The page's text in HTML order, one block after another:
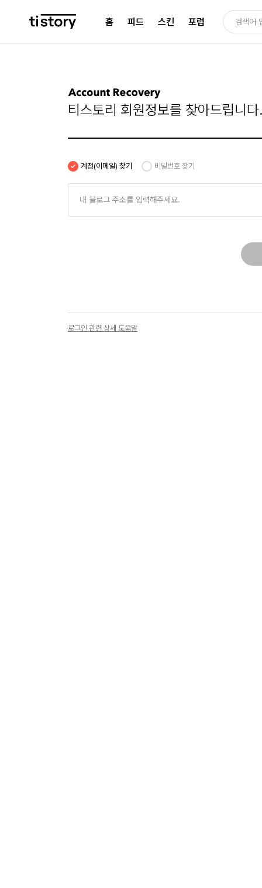
홈 피드 스킨 포럼
티스토리 회원정보를 찾아드립니
계정(이메일) 찾기 비밀번호 찾기
로그인 관련 상세 도움말